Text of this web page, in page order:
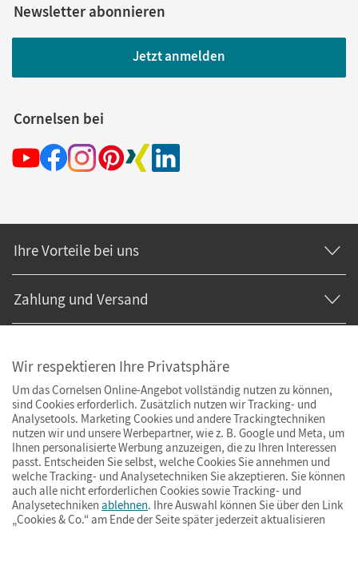
Newsletter abonnieren
Jetzt anmelden
Cornelsen bei
Ihre Vorteile bei uns
Zahlung und Versand
ImpressumAGBDatenschutzBarrierefreiheitCookies & Co.
Wir respektieren Ihre Privatsphäre
Um das Cornelsen Online-Angebot vollständig nutzen zu können,
sind Cookies erforderlich. Zusätzlich nutzen wir Tracking- und
Analysetools. Marketing Cookies und andere Trackingtechniken
nutzen wir und unsere Werbepartner, wie z. B. Google und Meta, um
Ihnen personalisierte Werbung anzuzeigen, die zu Ihren Interessen
passt. Entscheiden Sie selbst, welche Cookies Sie annehmen und
welche Tracking- und Analysetechniken Sie akzeptieren. Sie können
auch alle nicht erforderlichen Cookies sowie Tracking- und
Analysetechniken ablehnen. Ihre Auswahl können Sie über den Link
„Cookies & Co.“ am Ende der Seite später jederzeit aktualisieren